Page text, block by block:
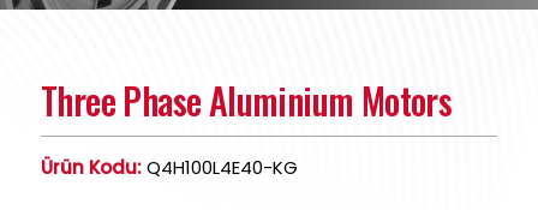
Three Phase Aluminium Motors
Ürün Kodu:Q4H100L4E40-KG